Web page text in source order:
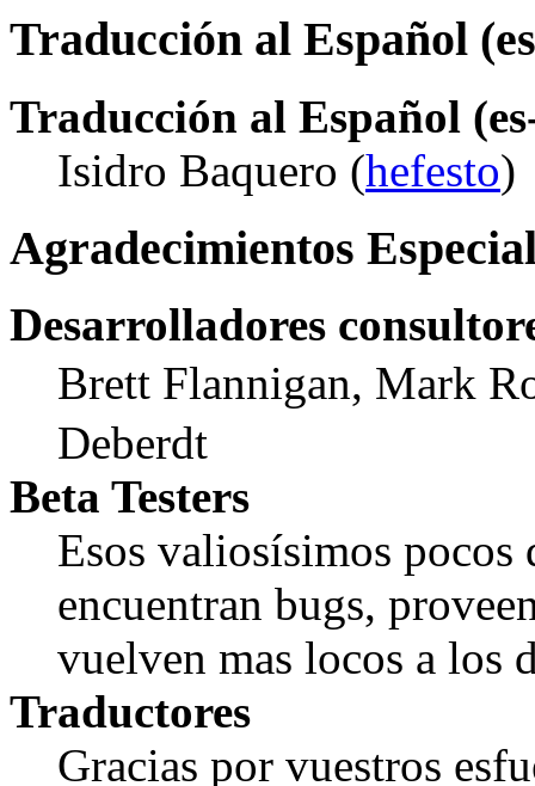
Traducción al Español
Traducción al Español
Isidro Baquero (hefesto)
Agradecimientos
Desarrolladores
Brett Flannigan, Mark
Deberdt
Beta Testers
Esos valiosísimos pocos
encuentran bugs,
vuelven mas locos a los
Traductores
Gracias por vuestros